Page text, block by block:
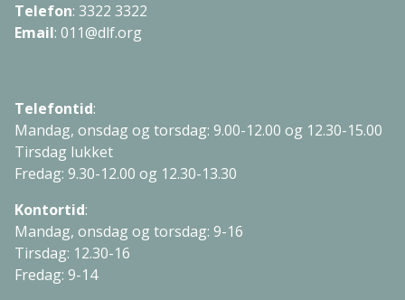
Telefon: 3322 3322
Email: 011@dlf.org
Telefontid:
Mandag, onsdag og torsdag: 9.00-12.00 og 12.30-15.00
Tirsdag lukket
Fredag: 9.30-12.00 og 12.30-13.30
Kontortid:
Mandag, onsdag og torsdag: 9-16
Tirsdag: 12.30-16
Fredag: 9-14